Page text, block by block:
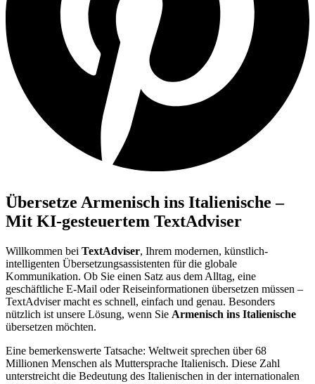
Übersetze Armenisch ins Italienische –
Mit KI-gesteuertem TextAdviser
Willkommen bei TextAdviser, Ihrem modernen, künstlich-
intelligenten Übersetzungsassistenten für die globale
Kommunikation. Ob Sie einen Satz aus dem Alltag, eine
geschäftliche E-Mail oder Reiseinformationen übersetzen müssen –
TextAdviser macht es schnell, einfach und genau. Besonders
nützlich ist unsere Lösung, wenn Sie Armenisch ins Italienische
übersetzen möchten.
Eine bemerkenswerte Tatsache: Weltweit sprechen über 68
Millionen Menschen als Muttersprache Italienisch. Diese Zahl
unterstreicht die Bedeutung des Italienischen in der internationalen